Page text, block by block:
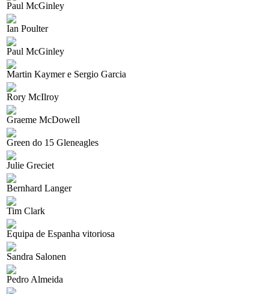
Paul McGinley
Ian Poulter
Paul McGinley
Martin Kaymer e Sergio Garcia
Rory McIlroy
Graeme McDowell
Green do 15 Gleneagles
Julie Greciet
Bernhard Langer
Tim Clark
Equipa de Espanha vitoriosa
Sandra Salonen
Pedro Almeida